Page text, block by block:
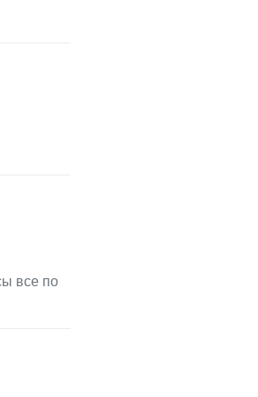
все по